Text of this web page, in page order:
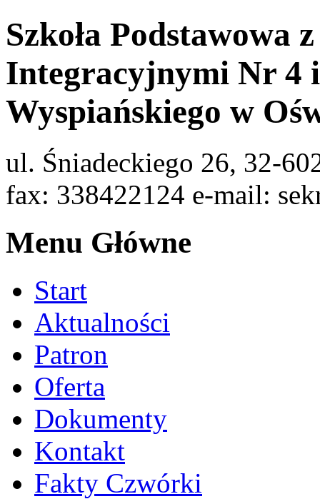
Szkoła Podstawowa
Integracyjnymi Nr 4
Wyspiańskiego w
ul. Śniadeckiego 26, 32-
fax: 338422124 e-mail:
Menu Główne
Start
Aktualności
Patron
Oferta
Dokumenty
Kontakt
Fakty Czwórki